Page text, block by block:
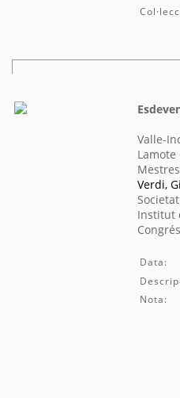
Valle-
Lamote
Verdi,
Institut
Data:
Nota: